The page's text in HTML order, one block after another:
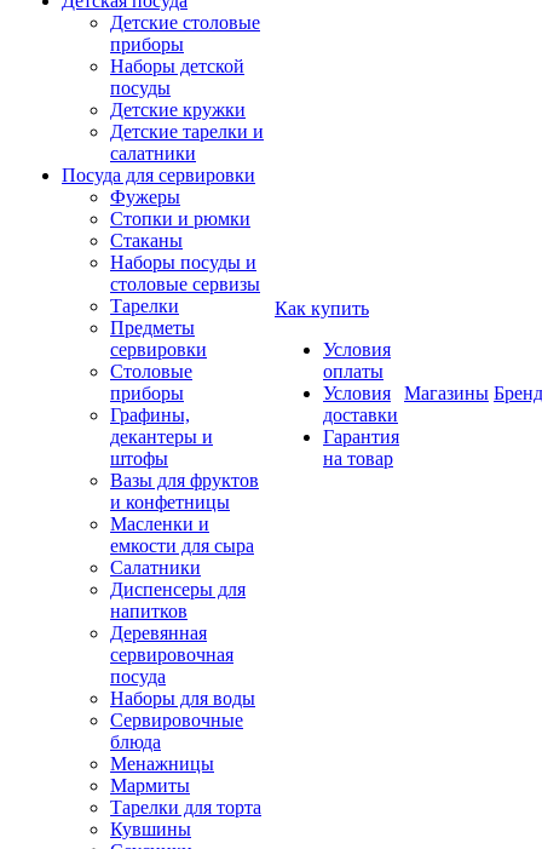
Детские столовые
приборы
Наборы детской
посуды
Детские кружки
Детские тарелки и
салатники
Посуда для сервировки
Фужеры
Стопки и рюмки
Стаканы
Наборы посуды и
столовые сервизы
Тарелки
Предметы
сервировки
Столовые
приборы
Графины,
декантеры и
штофы
Вазы для фруктов
и конфетницы
Масленки и
емкости для сыра
Салатники
Диспенсеры для
напитков
Деревянная
сервировочная
посуда
Наборы для воды
Сервировочные
блюда
Менажницы
Мармиты
Тарелки для торта
Кувшины
Как купить
Условия
оплаты
Условия
доставки
Гарантия
на товар
Магазины